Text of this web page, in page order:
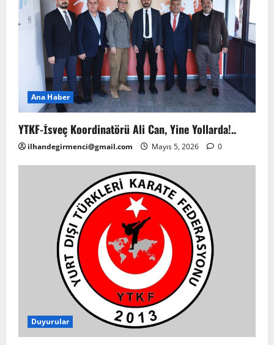
Ana Haber
YTKF-İsveç Koordinatörü Ali Can, Yine Yollarda!..
ilhandegirmenci@gmail.com Mayıs 5, 2026 0
Duyurular